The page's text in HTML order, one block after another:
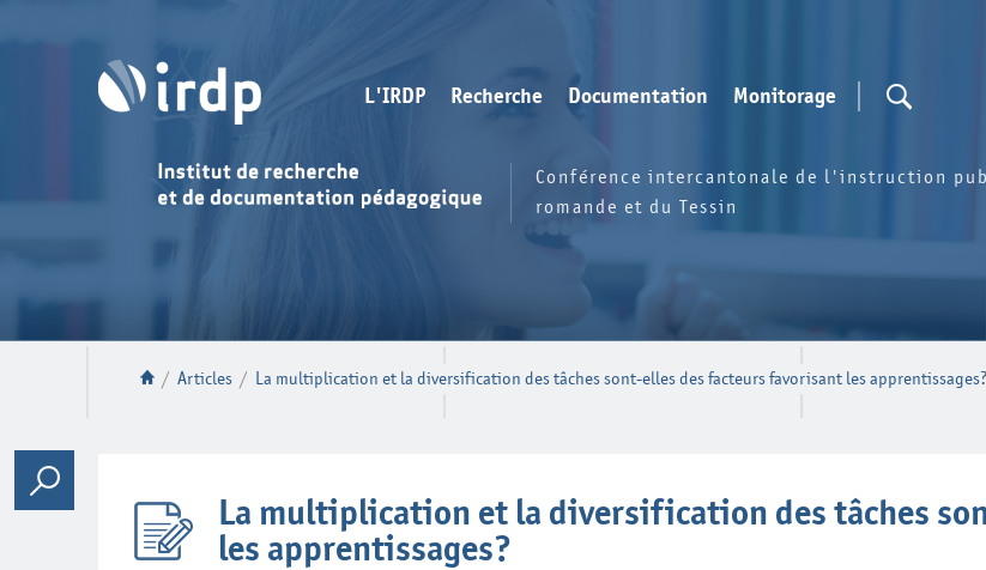
L'IRDP Recherche Documentation Monitorage
Conférence intercantonale de l'instruction
romande et du Tessin
/ Articles / La multiplication et la diversification des tâches sont-elles des facteurs favorisant les apprentissages?
La multiplication et la diversification des tâches
les apprentissages?